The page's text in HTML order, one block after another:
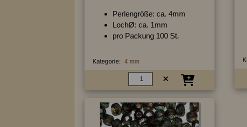
Perlengröße: ca. 4mm
LochØ: ca. 1mm
pro Packung 100 St.
Kategorie: 4 mm